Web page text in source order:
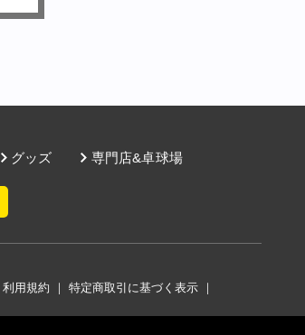
グッズ 専門店&卓球場
利用規約 ｜ 特定商取引に基づく表示 ｜